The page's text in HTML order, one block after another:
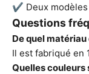
✔ Deux modèles
Questions
De quel
Il est fabriqué en
Quelles couleurs